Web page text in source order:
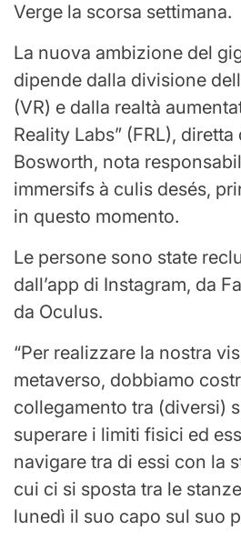
Verge la scorsa settimana.
La nuova ambizione del
dipende dalla divisione
(VR) e dalla realtà
Reality Labs” (FRL),
Bosworth, nota
immersifs à culis desés,
in questo momento.
Le persone sono state
dall’app di Instagram, da
da Oculus.
“Per realizzare la nostra
metaverso, dobbiamo
collegamento tra (diversi)
superare i limiti fisici ed
navigare tra di essi con la
cui ci si sposta tra le
lunedì il suo capo sul suo